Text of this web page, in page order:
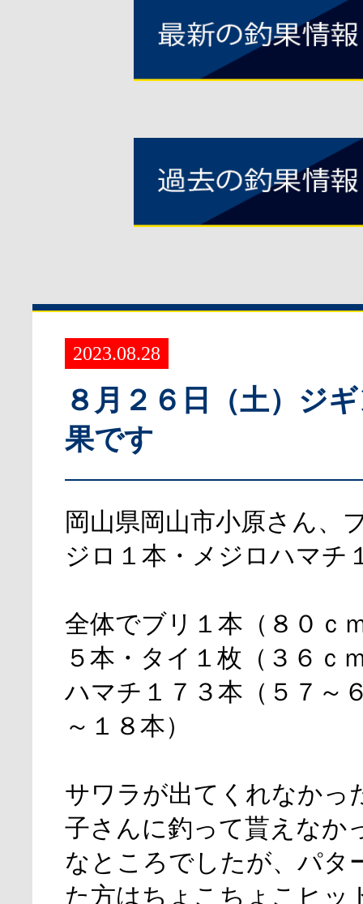
2023.08.28
８月２６日（土）ジ
果です
岡山県岡山市小原さん、
ジロ１本・メジロハマチ
全体でブリ１本（８０ｃ
５本・タイ１枚（３６ｃ
ハマチ１７３本（５７～
～１８本）
サワラが出てくれなかっ
子さんに釣って貰えなか
なところでしたが、パタ
た方はちょこちょこヒッ